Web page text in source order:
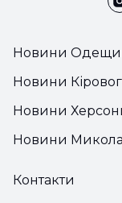
Новини
Новини
Новини
Новини
Контакти